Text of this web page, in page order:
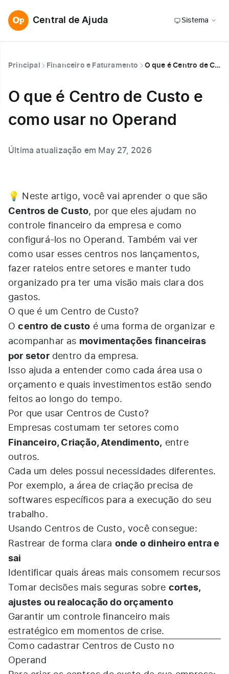
Central de Ajuda Sistema
Principal Financeiro e Faturamento O que é Centro de Custo e como usar no Operand
O que é Centro de Custo e
como usar no Operand
Última atualização em May 27, 2026
💡 Neste artigo, você vai aprender o que são
Centros de Custo, por que eles ajudam no
controle financeiro da empresa e como
configurá-los no Operand. Também vai ver
como usar esses centros nos lançamentos,
fazer rateios entre setores e manter tudo
organizado pra ter uma visão mais clara dos
gastos.
O que é um Centro de Custo?
Ocentro de custo é uma forma de organizar e
acompanhar as movimentações financeiras
por setordentro da empresa.
Isso ajuda a entender como cada área usa o
orçamento e quais investimentos estão sendo
feitos ao longo do tempo.
Por que usar Centros de Custo?
Empresas costumam ter setores como
Financeiro, Criação, Atendimento, entre
outros.
Cada um deles possui necessidades diferentes.
Por exemplo, a área de criação precisa de
softwares específicos para a execução do seu
trabalho.
Usando Centros de Custo, você consegue:
Rastrear de forma clara onde o dinheiro entra e
sai
Identificar quais áreas mais consomem recursos
Tomar decisões mais seguras sobre cortes,
ajustes ou realocação do orçamento
Garantir um controle financeiro mais
estratégico em momentos de crise.
Como cadastrar Centros de Custo no
Operand